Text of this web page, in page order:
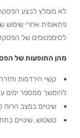
לא מומלץ לבצע
פתאומית אחרי שימוש
לסימפטומים של
מהן התופעות של
קשיי הירדמות
להימשך ממספר ימים
שינויים במצב הרוח
טשטוש, שינויים